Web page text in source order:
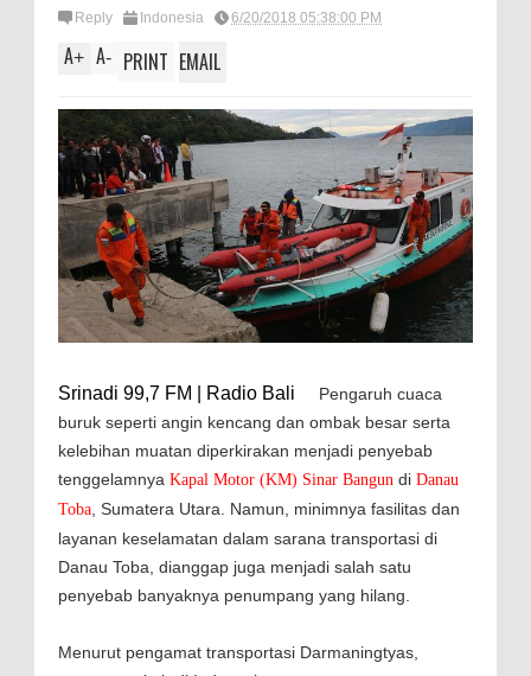
Reply Indonesia 6/20/2018 05:38:00 PM
A+ A- PRINT EMAIL
Srinadi 99,7 FM | Radio Bali Pengaruh cuaca
buruk seperti angin kencang dan ombak besar serta
kelebihan muatan diperkirakan menjadi penyebab
tenggelamnya Kapal Motor (KM) Sinar Bangun di Danau
Toba , Sumatera Utara. Namun, minimnya fasilitas dan
layanan keselamatan dalam sarana transportasi di
Danau Toba, dianggap juga menjadi salah satu
penyebab banyaknya penumpang yang hilang.
Menurut pengamat transportasi Darmaningtyas,